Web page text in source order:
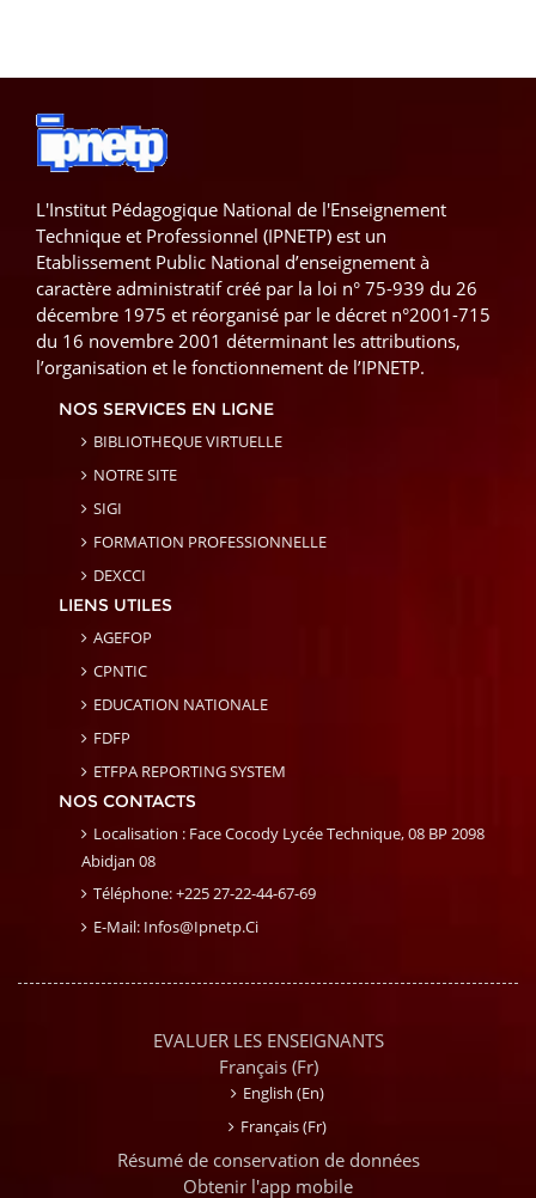
L'Institut Pédagogique National de l'Enseignement
Technique et Professionnel (IPNETP) est un
Etablissement Public National d’enseignement à
caractère administratif créé par la loi n° 75-939 du 26
décembre 1975 et réorganisé par le décret n°2001-715
du 16 novembre 2001 déterminant les attributions,
l’organisation et le fonctionnement de l’IPNETP.
NOS SERVICES EN LIGNE
BIBLIOTHEQUE VIRTUELLE
NOTRE SITE
SIGI
FORMATION PROFESSIONNELLE
DEXCCI
LIENS UTILES
AGEFOP
CPNTIC
EDUCATION NATIONALE
FDFP
ETFPA REPORTING SYSTEM
NOS CONTACTS
Localisation : Face Cocody Lycée Technique, 08 BP 2098
Abidjan 08
Téléphone: +225 27-22-44-67-69
E-Mail: Infos@ipnetp.ci
EVALUER LES ENSEIGNANTS
Français ‎(fr)‎
English ‎(en)‎
Français ‎(fr)‎
Résumé de conservation de données
Obtenir l'app mobile